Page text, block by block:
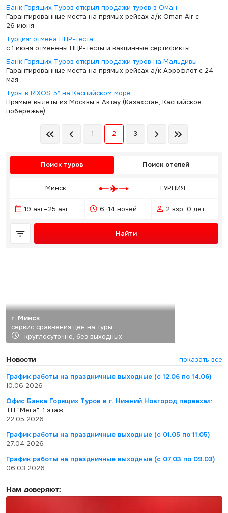
Банк Горящих Туров открыл продажи туров в Оман
Гарантированные места на прямых рейсах а/к Oman Air с
26 июня
Турция: отмена ПЦР-теста
с 1 июня отменены ПЦР-тесты и вакцинные сертификты
Банк Горящих Туров открыл продажи туров на Мальдивы
Гарантированные места на прямых рейсах а/к Аэрофлот с 24
мая
Туры в RIXOS 5* на Каспийском море
Прямые вылеты из Москвы в Актау (Казахстан, Каспийское
побережье)
1 2 3
Поиск туров Поиск отелей
Минск ТУРЦИЯ
19 авг–25 авг 6–14 ночей 2 взр, 0 дет
Найти
г. Минск
сервис сравнения цен на туры
-круглосуточно, без выходных
Новости
показать все
График работы на праздничные выходные (с 12.06 по 14.06)
10.06.2026
Офис Банка Горящих Туров в г. Нижний Новгород переехал:
ТЦ "Мега", 1 этаж
22.05.2026
График работы на праздничные выходные (с 01.05 по 11.05)
27.04.2026
График работы на праздничные выходные (с 07.03 по 09.03)
06.03.2026
Нам доверяют: